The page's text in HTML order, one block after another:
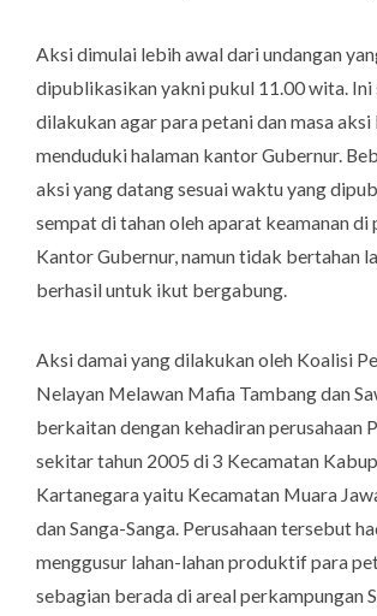
Aksi dimulai lebih awal dari undangan
dipublikasikan yakni pukul 11.00 wita. Ini
dilakukan agar para petani dan masa
menduduki halaman kantor Gubernur.
aksi yang datang sesuai waktu yang
sempat di tahan oleh aparat keamanan
Kantor Gubernur, namun tidak bertahan
berhasil untuk ikut bergabung.
Aksi damai yang dilakukan oleh Koalisi
Nelayan Melawan Mafia Tambang dan
berkaitan dengan kehadiran perusahaan
sekitar tahun 2005 di 3 Kecamatan
Kartanegara yaitu Kecamatan Muara
dan Sanga-Sanga. Perusahaan tersebut
menggusur lahan-lahan produktif para
sebagian berada di areal perkampungan